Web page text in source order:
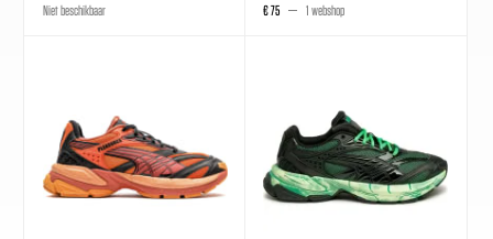
Niet beschikbaar € 75 1 webshop